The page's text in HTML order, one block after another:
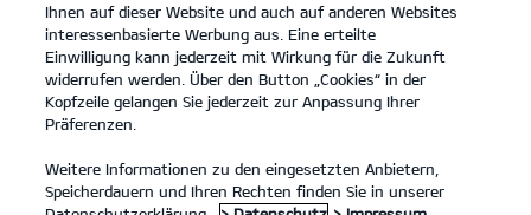
Ihnen auf dieser Website und auch auf anderen Websites
interessenbasierte Werbung aus. Eine erteilte
Einwilligung kann jederzeit mit Wirkung für die Zukunft
widerrufen werden. Über den Button „Cookies“ in der
Kopfzeile gelangen Sie jederzeit zur Anpassung Ihrer
Präferenzen.
Weitere Informationen zu den eingesetzten Anbietern,
Speicherdauern und Ihren Rechten finden Sie in unserer